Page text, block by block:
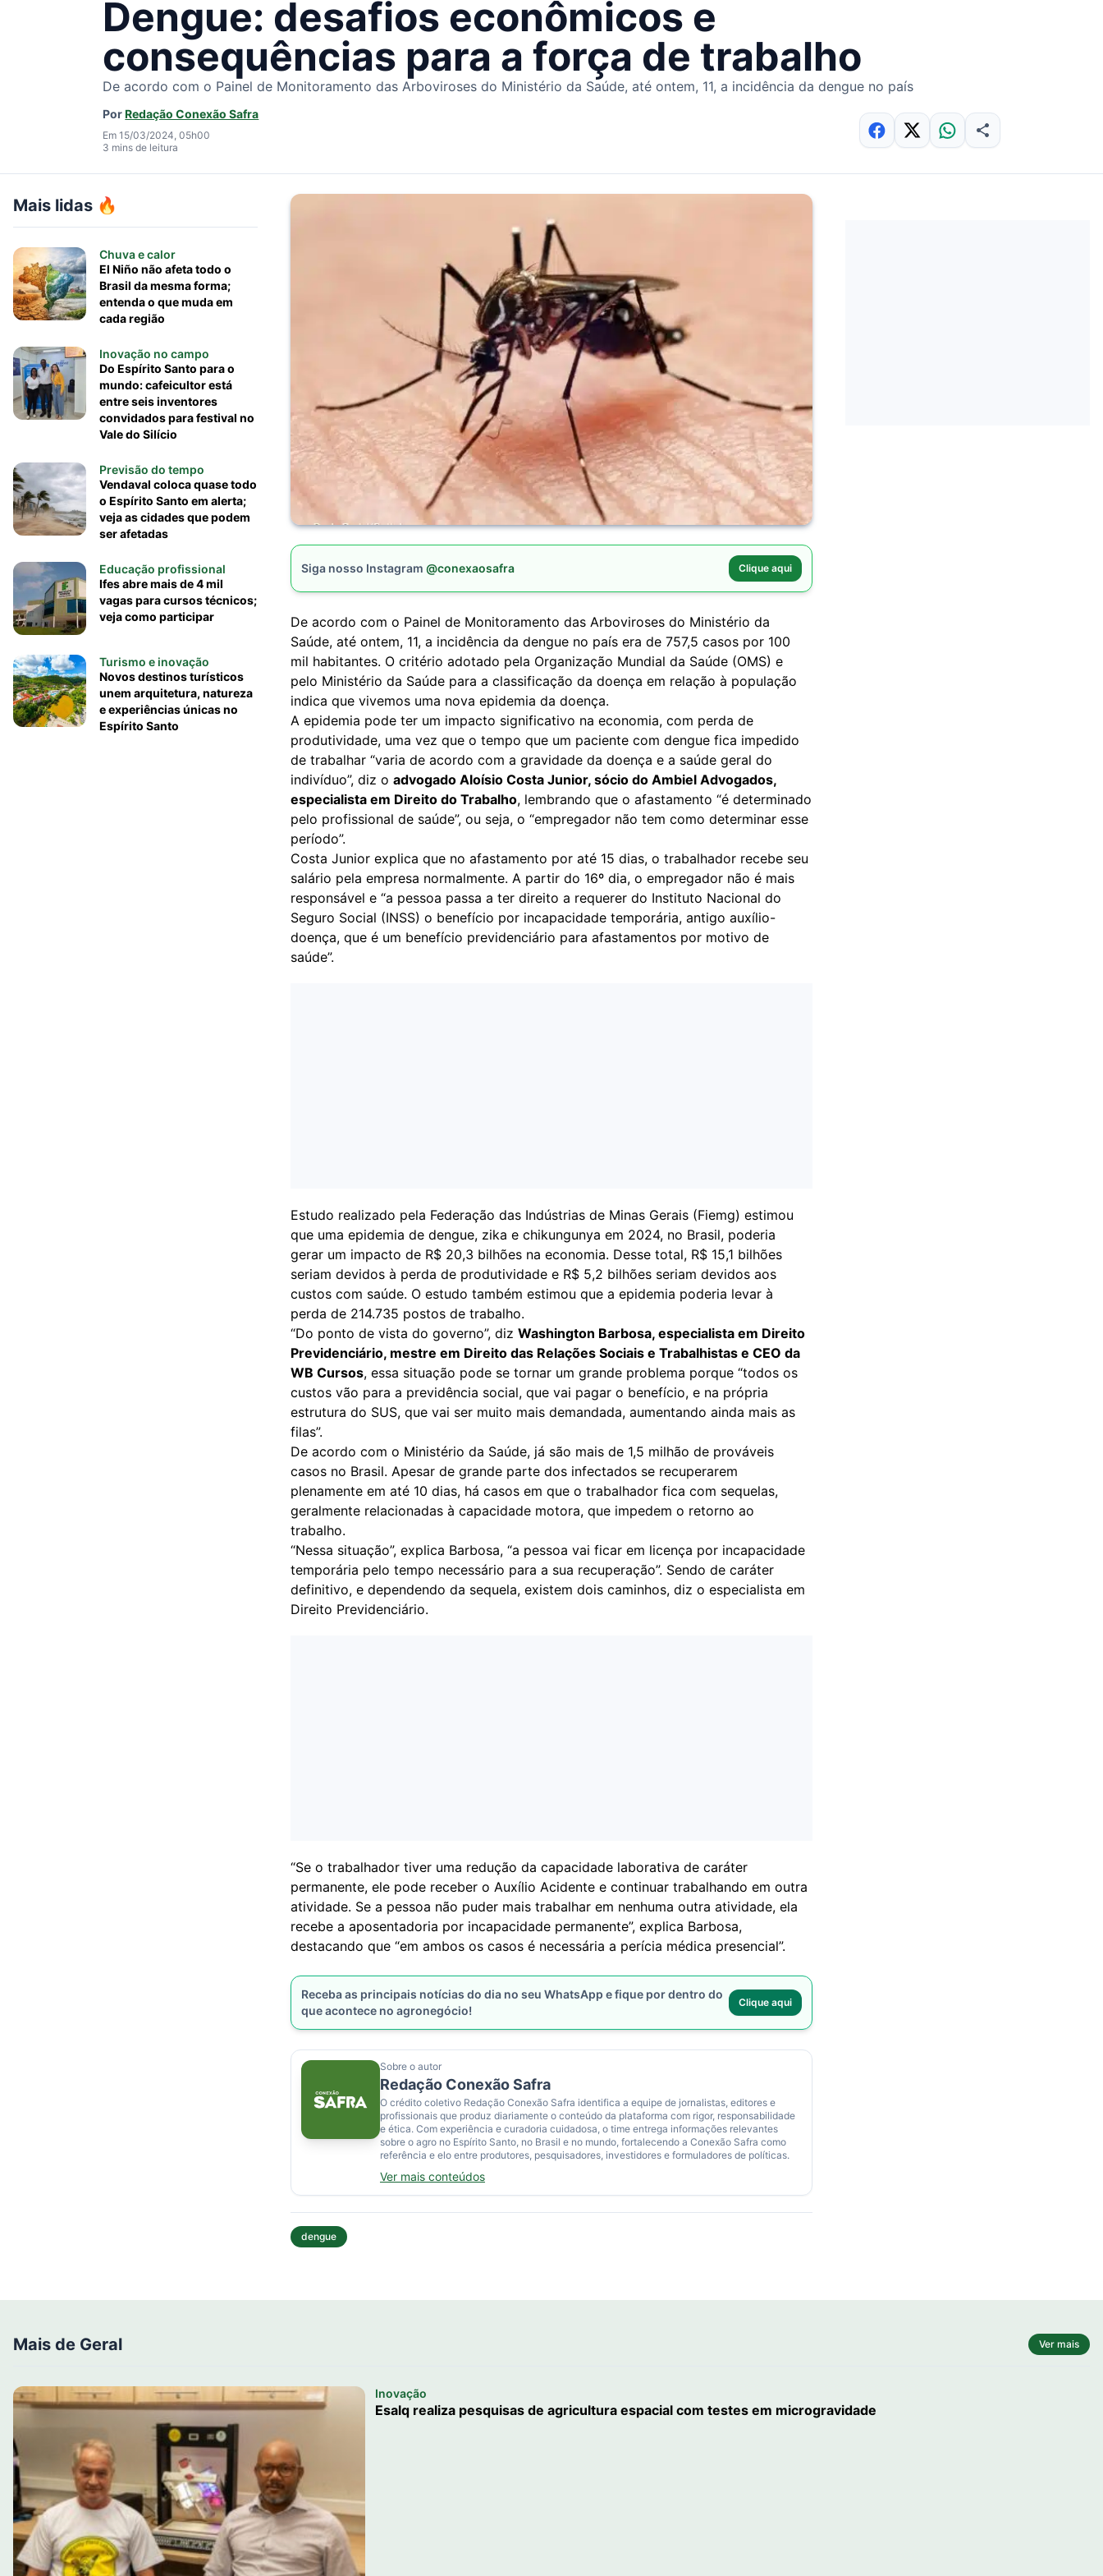
Dengue: desafios econômicos e
consequências para a força de trabalho
De acordo com o Painel de Monitoramento das Arboviroses do Ministério da Saúde, até ontem, 11, a incidência da dengue no país
PorRedação Conexão Safra
Em 15/03/2024, 05h00
3 mins de leitura
Mais lidas 🔥
Chuva e calor
El Niño não afeta todo o
Brasil da mesma forma;
entenda o que muda em
cada região
Inovação no campo
Do Espírito Santo para o
mundo: cafeicultor está
entre seis inventores
convidados para festival no
Vale do Silício
Previsão do tempo
Vendaval coloca quase todo
o Espírito Santo em alerta;
veja as cidades que podem
ser afetadas
Educação profissional
Ifes abre mais de 4 mil
vagas para cursos técnicos;
veja como participar
Turismo e inovação
Novos destinos turísticos
unem arquitetura, natureza
e experiências únicas no
Espírito Santo
Siga nosso Instagram @conexaosafra Clique aqui
De acordo com o Painel de Monitoramento das Arboviroses do Ministério da
Saúde, até ontem, 11, a incidência da dengue no país era de 757,5 casos por 100
mil habitantes. O critério adotado pela Organização Mundial da Saúde (OMS) e
pelo Ministério da Saúde para a classificação da doença em relação à população
indica que vivemos uma nova epidemia da doença.
A epidemia pode ter um impacto significativo na economia, com perda de
produtividade, uma vez que o tempo que um paciente com dengue fica impedido
de trabalhar “varia de acordo com a gravidade da doença e a saúde geral do
indivíduo”, diz o advogado Aloísio Costa Junior, sócio do Ambiel Advogados,
especialista em Direito do Trabalho, lembrando que o afastamento “é determinado
pelo profissional de saúde”, ou seja, o “empregador não tem como determinar esse
período”.
Costa Junior explica que no afastamento por até 15 dias, o trabalhador recebe seu
salário pela empresa normalmente. A partir do 16º dia, o empregador não é mais
responsável e “a pessoa passa a ter direito a requerer do Instituto Nacional do
Seguro Social (INSS) o benefício por incapacidade temporária, antigo auxílio-
doença, que é um benefício previdenciário para afastamentos por motivo de
saúde”.
Estudo realizado pela Federação das Indústrias de Minas Gerais (Fiemg) estimou
que uma epidemia de dengue, zika e chikungunya em 2024, no Brasil, poderia
gerar um impacto de R$ 20,3 bilhões na economia. Desse total, R$ 15,1 bilhões
seriam devidos à perda de produtividade e R$ 5,2 bilhões seriam devidos aos
custos com saúde. O estudo também estimou que a epidemia poderia levar à
perda de 214.735 postos de trabalho.
“Do ponto de vista do governo”, diz Washington Barbosa, especialista em Direito
Previdenciário, mestre em Direito das Relações Sociais e Trabalhistas e CEO da
WB Cursos, essa situação pode se tornar um grande problema porque “todos os
custos vão para a previdência social, que vai pagar o benefício, e na própria
estrutura do SUS, que vai ser muito mais demandada, aumentando ainda mais as
filas”.
De acordo com o Ministério da Saúde, já são mais de 1,5 milhão de prováveis
casos no Brasil. Apesar de grande parte dos infectados se recuperarem
plenamente em até 10 dias, há casos em que o trabalhador fica com sequelas,
geralmente relacionadas à capacidade motora, que impedem o retorno ao
trabalho.
“Nessa situação”, explica Barbosa, “a pessoa vai ficar em licença por incapacidade
temporária pelo tempo necessário para a sua recuperação”. Sendo de caráter
definitivo, e dependendo da sequela, existem dois caminhos, diz o especialista em
Direito Previdenciário.
“Se o trabalhador tiver uma redução da capacidade laborativa de caráter
permanente, ele pode receber o Auxílio Acidente e continuar trabalhando em outra
atividade. Se a pessoa não puder mais trabalhar em nenhuma outra atividade, ela
recebe a aposentadoria por incapacidade permanente”, explica Barbosa,
destacando que “em ambos os casos é necessária a perícia médica presencial”.
Receba as principais notícias do dia no seu WhatsApp e fique por dentro do
que acontece no agronegócio!
Clique aqui
Sobre o autor
Redação Conexão Safra
O crédito coletivo Redação Conexão Safra identifica a equipe de jornalistas, editores e
profissionais que produz diariamente o conteúdo da plataforma com rigor, responsabilidade
e ética. Com experiência e curadoria cuidadosa, o time entrega informações relevantes
sobre o agro no Espírito Santo, no Brasil e no mundo, fortalecendo a Conexão Safra como
referência e elo entre produtores, pesquisadores, investidores e formuladores de políticas.
Ver mais conteúdos
dengue
Mais de Geral Ver mais
Inovação
Esalq realiza pesquisas de agricultura espacial com testes em microgravidade